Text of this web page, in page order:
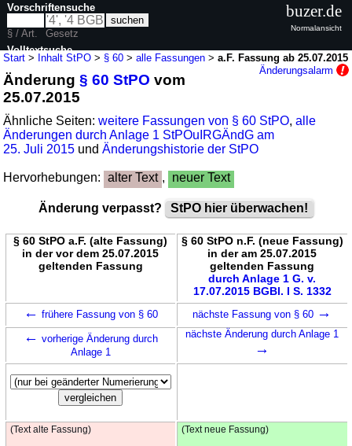
Start > Inhalt StPO > § 60 >alle Fassungen >a.F. Fassung ab 25.07.2015
Änderungsalarm
Änderung§ 60 StPO vom
25.07.2015
Ähnliche Seiten:weitere Fassungen von § 60 StPO,alle
Änderungen durch Anlage 1 StPOuIRGÄndG am
25. Juli 2015 undÄnderungshistorie der StPO
Hervorhebungen: alter Text , neuer Text
Änderung verpasst? StPO hier überwachen!
§ 60 StPO a.F. (alte Fassung)
in der vor dem 25.07.2015
geltenden Fassung
§ 60 StPO n.F. (neue Fassung)
in der am 25.07.2015
geltenden Fassung
durch Anlage 1 G. v.
17.07.2015 BGBl. I S. 1332
← frühere Fassung von § 60 nächste Fassung von § 60 →
← vorherige Änderung durch
Anlage 1
nächste Änderung durch Anlage 1
→
(Text alte Fassung) (Text neue Fassung)
Vorschriftensuche
§ / Art.
Gesetz
Volltextsuche
nur in StPO
buzer.de
Normalansicht